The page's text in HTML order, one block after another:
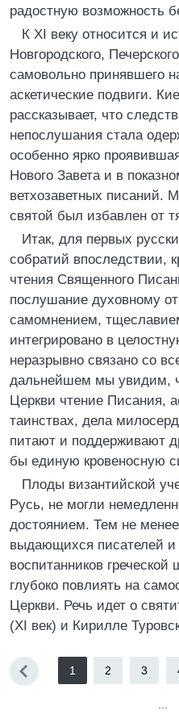
радостную возможность
К XI веку относится и
Новгородского,
самовольно принявшего
аскетические подвиги.
рассказывает, что
непослушания стала
особенно ярко
Нового Завета и в
ветхозаветных писаний.
святой был избавлен от
Итак, для первых
собратий впоследствии,
чтения Священного
послушание духовному
самомнением,
интегрировано в
неразрывно связано со
дальнейшем мы увидим,
Церкви чтение Писания,
таинствах, дела
питают и поддерживают
бы единую кровеносную
Плоды византийской
Русь, не могли
достоянием. Тем не
выдающихся писателей и
воспитанников
глубоко повлиять на
Церкви. Речь идет о
(XI век) и Кирилле
1 2 3